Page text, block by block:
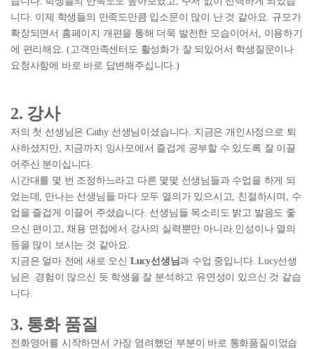
니다. 이제 학생들의 만족도만큼 입소문이 많이 난 것 같아요. 규모가
확장되면서 홈페이지 개편을 통해 더욱 발전한 모습이어서, 이용하기
에 편리해요. (고객만족센터도 활성화가 잘 되있어서 학생질문이나
요청사항에 바로 바로 답변해주십니다.)
2. 강사
저의 첫 선생님은 Cathy 선생님이셨습니다. 지금은 개인사정으로 퇴
사하셨지만, 지금까지 잉사모에서 즐겁게 공부할 수 있도록 잘 이끌
어주신 분이십니다.
시간대를 몇 번 조정하느라고 다른 몇몇 선생님들과 수업을 하게 되
었는데, 만나는 선생님들 마다 모두 열의가 있으시고, 친절하시며, 수
업을 즐겁게 이끌어 주셨습니다. 선생님들 목소리도 밝고 발음도 좋
으신 편이고, 채용 면접에서 강사의 실력뿐만 아니라 인성이나 열의
등을 많이 보시는 것 같아요.
지금은 얼마 전에 새로 오신 Lucy선생님과 수업 중입니다. Lucy선생
님은 경험이 많으신 듯 학생을 잘 분석하고 유연성이 있으신 것 같습
니다.
3. 통화 품질
전화영어를 시작하면서 가장 염려했던 부분이 바로 통화품질이었습